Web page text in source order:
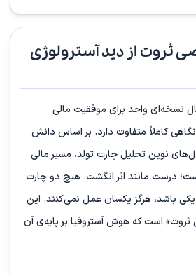
ثروت از دید آسترولوژی
نسخه‌ای واحد برای موفقیت مالی
کاملاً متفاوت دارد. بر اساس دانش
نوین تحلیل چارت تولد، مسیر مالی
درست مانند اثر انگشت. هیچ دو چارت
یکی باشد، هرگز یکسان عمل نمی‌کنند. این
است که هوش آستروفیا بر پایه‌ی آن